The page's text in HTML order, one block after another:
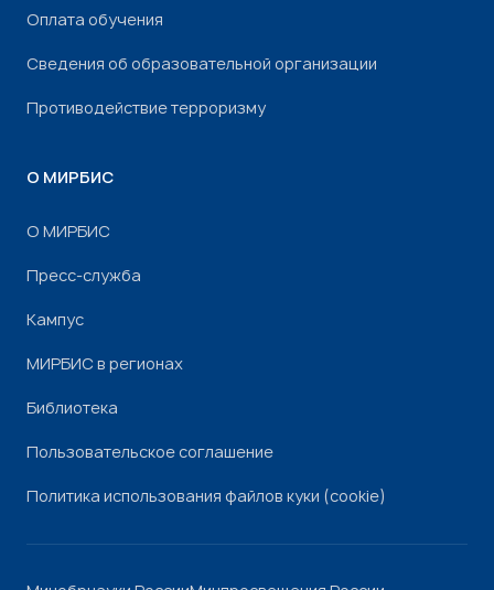
Оплата обучения
Сведения об образовательной организации
Противодействие терроризму
О МИРБИС
О МИРБИС
Пресс-служба
Кампус
МИРБИС в регионах
Библиотека
Пользовательское соглашение
Политика использования файлов куки (cookie)